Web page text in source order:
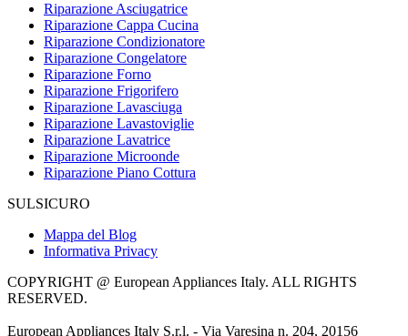
Riparazione Asciugatrice
Riparazione Cappa Cucina
Riparazione Condizionatore
Riparazione Congelatore
Riparazione Forno
Riparazione Frigorifero
Riparazione Lavasciuga
Riparazione Lavastoviglie
Riparazione Lavatrice
Riparazione Microonde
Riparazione Piano Cottura
SULSICURO
Mappa del Blog
Informativa Privacy
COPYRIGHT @ European Appliances Italy. ALL RIGHTS
RESERVED.
European Appliances Italy S.r.l. - Via Varesina n. 204, 20156